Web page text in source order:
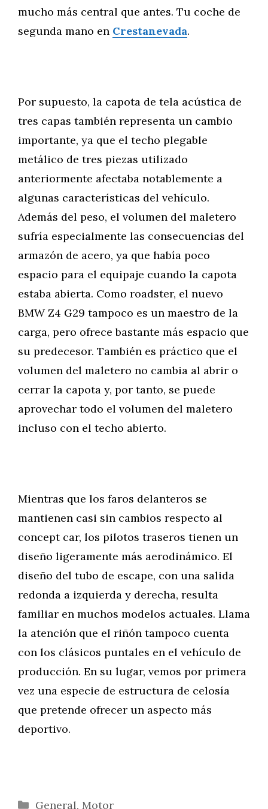
mucho más central que antes. Tu coche de
segunda mano en Crestanevada.
Por supuesto, la capota de tela acústica de
tres capas también representa un cambio
importante, ya que el techo plegable
metálico de tres piezas utilizado
anteriormente afectaba notablemente a
algunas características del vehículo.
Además del peso, el volumen del maletero
sufría especialmente las consecuencias del
armazón de acero, ya que había poco
espacio para el equipaje cuando la capota
estaba abierta. Como roadster, el nuevo
BMW Z4 G29 tampoco es un maestro de la
carga, pero ofrece bastante más espacio que
su predecesor. También es práctico que el
volumen del maletero no cambia al abrir o
cerrar la capota y, por tanto, se puede
aprovechar todo el volumen del maletero
incluso con el techo abierto.
Mientras que los faros delanteros se
mantienen casi sin cambios respecto al
concept car, los pilotos traseros tienen un
diseño ligeramente más aerodinámico. El
diseño del tubo de escape, con una salida
redonda a izquierda y derecha, resulta
familiar en muchos modelos actuales. Llama
la atención que el riñón tampoco cuenta
con los clásicos puntales en el vehículo de
producción. En su lugar, vemos por primera
vez una especie de estructura de celosía
que pretende ofrecer un aspecto más
deportivo.
Categorías
General, Motor